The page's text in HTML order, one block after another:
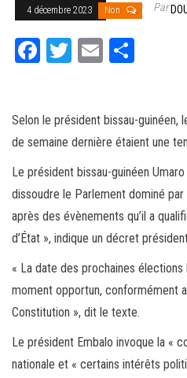
4 décembre 2023 Non Par
Fa
ok
T
er
E
er
Selon le président bissau-guinéen,
de semaine dernière étaient une
Le président bissau-guinéen
dissoudre le Parlement dominé
après des évènements qu’il a
d’État », indique un décret
« La date des prochaines
moment opportun, conformément
Constitution », dit le texte.
Le président Embalo invoque la «
nationale et « certains intérêts